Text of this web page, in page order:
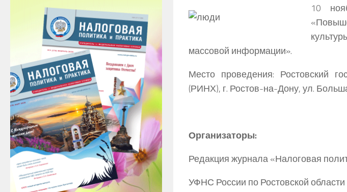
10
массовой информации».
Место проведения: Ростовский
(РИНХ), г. Ростов-на-Дону, ул.
Организаторы:
Редакция журнала «Налоговая
УФНС России по Ростовской области